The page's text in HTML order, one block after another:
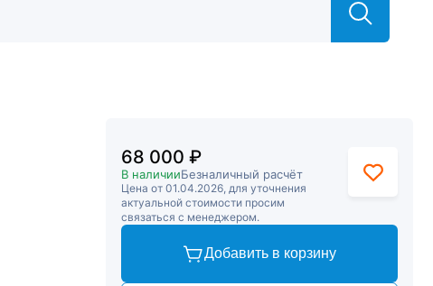
68 000 ₽
В наличииБезналичный расчёт
Цена от 01.04.2026, для уточнения
актуальной стоимости просим
связаться с менеджером.
Добавить в корзину